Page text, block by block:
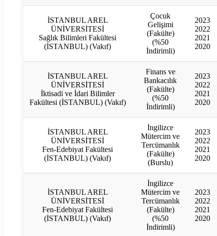
İSTANBUL AREL
ÜNİVERSİTESİ
Sağlık Bilimleri Fakültesi
(İSTANBUL) (Vakıf)
Çocuk
Gelişimi
(Fakülte)
(%50
İndirimli)
2023
2022
2021
2020
İSTANBUL AREL
ÜNİVERSİTESİ
İktisadi ve İdari Bilimler
Fakültesi (İSTANBUL) (Vakıf)
Finans ve
Bankacılık
(Fakülte)
(%50
İndirimli)
2023
2022
2021
2020
İSTANBUL AREL
ÜNİVERSİTESİ
Fen-Edebiyat Fakültesi
(İSTANBUL) (Vakıf)
İngilizce
Mütercim ve
Tercümanlık
(Fakülte)
(Burslu)
2023
2022
2021
2020
İSTANBUL AREL
ÜNİVERSİTESİ
Fen-Edebiyat Fakültesi
(İSTANBUL) (Vakıf)
İngilizce
Mütercim ve
Tercümanlık
(Fakülte)
(%50
İndirimli)
2023
2022
2021
2020